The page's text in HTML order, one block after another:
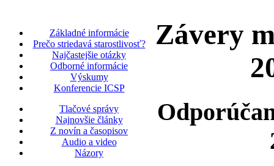
Základné informácie
Prečo striedavá starostlivosť?
Najčastejšie otázky
Odborné informácie
Výskumy
Konferencie ICSP
Tlačové správy
Najnovšie články
Z novín a časopisov
Audio a video
Názory
Závery